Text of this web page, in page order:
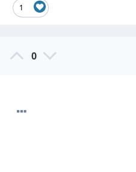
1
0